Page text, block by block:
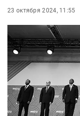
23 октября 2024, 11:55